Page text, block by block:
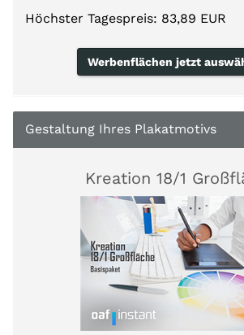
Höchster Tagespreis: 83,89 EUR
Werbenflächen jetzt
Gestaltung Ihres Plakatmotivs
Kreation 18/1